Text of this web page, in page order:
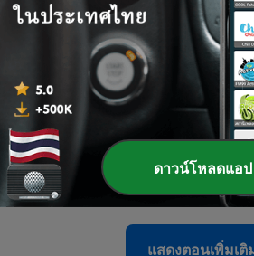
13 ก.ค. 2026
EP85.无处可逃-内蒙古五原县杀人焚
86 - EP84.1990~1994-粤A特大连环强奸
15 มิ.ย. 2026
85 - EP83.往生归处-台湾寿司店藏尸案
08 มิ.ย. 2026
แสดงตอนเพิ่มเติ
ดาวน์โหลดแอป